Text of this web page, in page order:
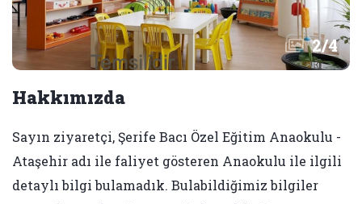
2/4
Hakkımızda
Sayın ziyaretçi, Şerife Bacı Özel Eğitim Anaokulu -
Ataşehir adı ile faliyet gösteren Anaokulu ile ilgili
detaylı bilgi bulamadık. Bulabildiğimiz bilgiler